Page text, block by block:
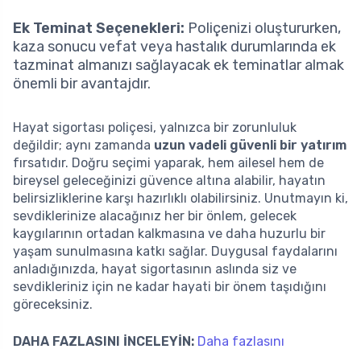
Ek Teminat Seçenekleri: Poliçenizi oluştururken,
kaza sonucu vefat veya hastalık durumlarında ek
tazminat almanızı sağlayacak ek teminatlar almak
önemli bir avantajdır.
Hayat sigortası poliçesi, yalnızca bir zorunluluk
değildir; aynı zamanda uzun vadeli güvenli bir yatırım
fırsatıdır. Doğru seçimi yaparak, hem ailesel hem de
bireysel geleceğinizi güvence altına alabilir, hayatın
belirsizliklerine karşı hazırlıklı olabilirsiniz. Unutmayın ki,
sevdiklerinize alacağınız her bir önlem, gelecek
kaygılarının ortadan kalkmasına ve daha huzurlu bir
yaşam sunulmasına katkı sağlar. Duygusal faydalarını
anladığınızda, hayat sigortasının aslında siz ve
sevdikleriniz için ne kadar hayati bir önem taşıdığını
göreceksiniz.
DAHA FAZLASINI İNCELEYİN: Daha fazlasını